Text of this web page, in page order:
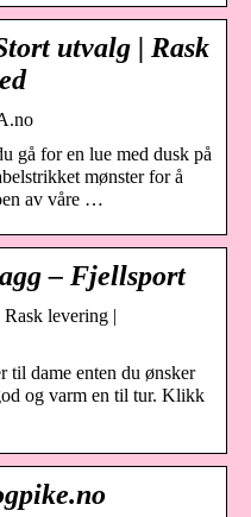
utvalg | Rask
gå for en lue med dusk på
mønster for å
av våre …
– Fjellsport
levering |
til dame enten du ønsker
og varm en til tur. Klikk